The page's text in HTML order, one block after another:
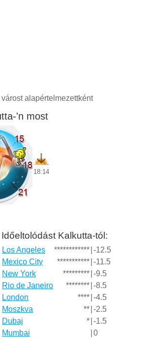
alapértelmezettként
'n most
18:14
Időeltolódást Kalkutta-tól:
Los Angeles ************ -12.5
Mexico City
*********** -11.5
New York
********* -9.5
Rio de Janeiro
******** -8.5
London
**** -4.5
Moszkva
** -2.5
Dubaj
* -1.5
Mumbai
0